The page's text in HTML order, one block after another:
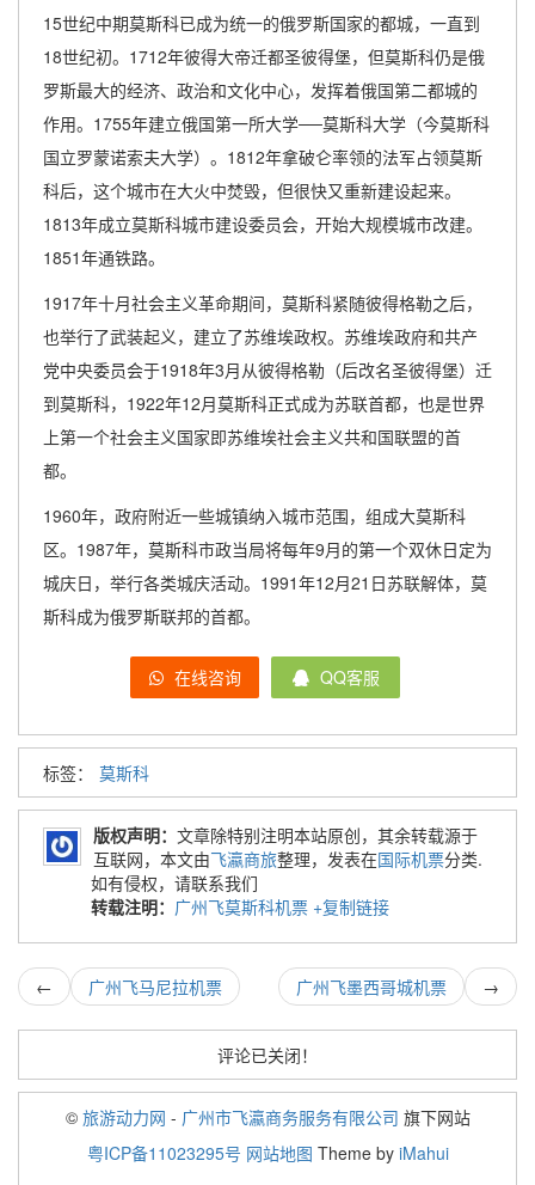
15世纪中期莫斯科已成为统一的俄罗斯国家的都城，一直到
18世纪初。1712年彼得大帝迁都圣彼得堡，但莫斯科仍是俄
罗斯最大的经济、政治和文化中心，发挥着俄国第二都城的
作用。1755年建立俄国第一所大学──莫斯科大学（今莫斯科
国立罗蒙诺索夫大学）。1812年拿破仑率领的法军占领莫斯
科后，这个城市在大火中焚毁，但很快又重新建设起来。
1813年成立莫斯科城市建设委员会，开始大规模城市改建。
1851年通铁路。
1917年十月社会主义革命期间，莫斯科紧随彼得格勒之后，
也举行了武装起义，建立了苏维埃政权。苏维埃政府和共产
党中央委员会于1918年3月从彼得格勒（后改名圣彼得堡）迁
到莫斯科，1922年12月莫斯科正式成为苏联首都，也是世界
上第一个社会主义国家即苏维埃社会主义共和国联盟的首
都。
1960年，政府附近一些城镇纳入城市范围，组成大莫斯科
区。1987年，莫斯科市政当局将每年9月的第一个双休日定为
城庆日，举行各类城庆活动。1991年12月21日苏联解体，莫
斯科成为俄罗斯联邦的首都。
在线咨询 QQ客服
标签： 莫斯科
版权声明： 文章除特别注明本站原创，其余转载源于
互联网，本文由飞瀛商旅整理，发表在国际机票分类.
如有侵权，请联系我们
转载注明： 广州飞莫斯科机票 +复制链接
← 广州飞马尼拉机票 →
广州飞墨西哥城机票
评论已关闭！
© 旅游动力网 - 广州市飞瀛商务服务有限公司 旗下网站
粤ICP备11023295号 网站地图 Theme by iMahui